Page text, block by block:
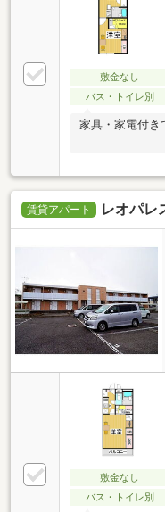
敷金なし
バス・トイレ別
家具・家電付き
賃貸アパート レオパレ
敷金なし
バス・トイレ別